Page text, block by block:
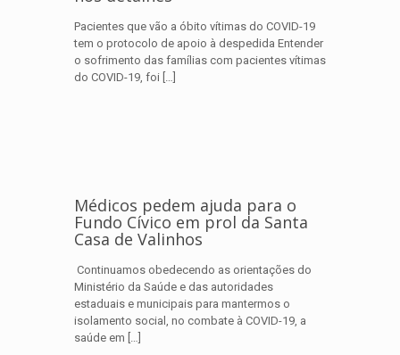
Pacientes que vão a óbito vítimas do COVID-19
tem o protocolo de apoio à despedida Entender
o sofrimento das famílias com pacientes vítimas
do COVID-19, foi […]
Médicos pedem ajuda para o
Fundo Cívico em prol da Santa
Casa de Valinhos
Continuamos obedecendo as orientações do
Ministério da Saúde e das autoridades
estaduais e municipais para mantermos o
isolamento social, no combate à COVID-19, a
saúde em […]